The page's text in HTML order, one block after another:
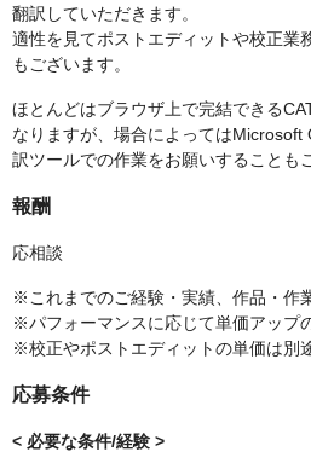
翻訳していただきます。
適性を見てポストエディットや校正業
もございます。
ほとんどはブラウザ上で完結できる
なりますが、場合によってはMicrosoft
訳ツールでの作業をお願いすることも
報酬
応相談
※これまでのご経験・実績、作品・作
※パフォーマンスに応じて単価アップ
※校正やポストエディットの単価は別
応募条件
< 必要な条件/経験 >